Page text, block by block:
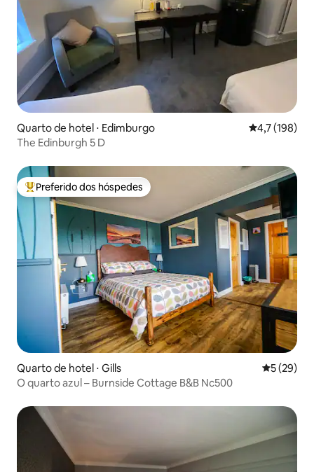
Quarto de hotel ⋅ Edimburgo 4,7 de uma
4,7 (198)
The Edinburgh 5 D
Entre os melhores preferidos dos hóspedes
Preferido dos hóspedes
Quarto de hotel ⋅ Gills 5 de uma
5 (29)
O quarto azul – Burnside Cottage B&B Nc500